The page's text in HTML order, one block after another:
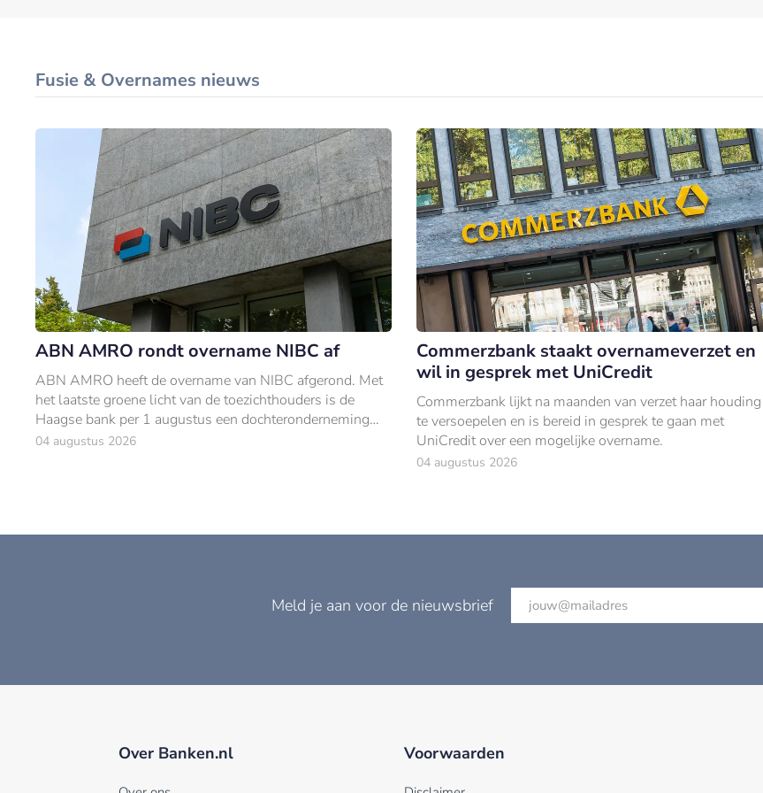
Fusie & Overnames nieuws
ABN AMRO rondt overname NIBC af
ABN AMRO heeft de overname van NIBC afgerond. Met
het laatste groene licht van de toezichthouders is de
Haagse bank per 1 augustus een dochteronderneming
van ABN AMRO.
04 augustus 2026
Commerzbank staakt overnameverzet en
wil in gesprek met UniCredit
Commerzbank lijkt na maanden van verzet haar houding
te versoepelen en is bereid in gesprek te gaan met
UniCredit over een mogelijke overname.
04 augustus 2026
Meld je aan voor de nieuwsbrief
Over Banken.nl Voorwaarden